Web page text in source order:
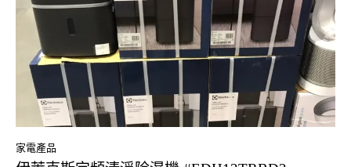
家電產品